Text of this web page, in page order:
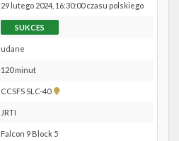
29 lutego 2024, 16:30:00 czasu polskiego
SUKCES
udane
120 minut
CCSFS SLC-40
Pokaż
JRTI
Falcon 9 Block 5